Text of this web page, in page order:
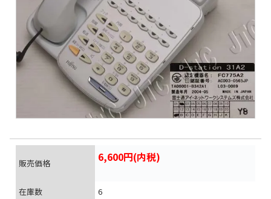
販売価格 6,600円(内税)
在庫数 6